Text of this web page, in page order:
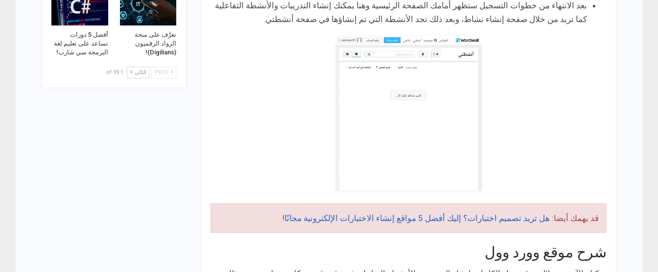
بعد الانتهاء من خطوات التسجيل ستظهر أمامك الصفحة الرئيسية وهنا يمكنك إنشاء التدريبات والأنشطة التفاعلية
كما تريد من خلال صفحة إنشاء نشاط، وبعد ذلك تجد الأنشطة التي تم إنشاؤها في صفحة أنشطتي.
قد يهمك أيضا: هل تريد تصميم اختبارات؟ إليك أفضل 5 مواقع إنشاء الاختبارات الإلكترونية مجانًا !
شرح موقع وورد وول
تعرَّف على منحة
الرواد الرقميون
(Digilians)!
أفضل 5 دورات
تساعد على تعليم لغة
البرمجة سي شارب!
التالي 1 of 99